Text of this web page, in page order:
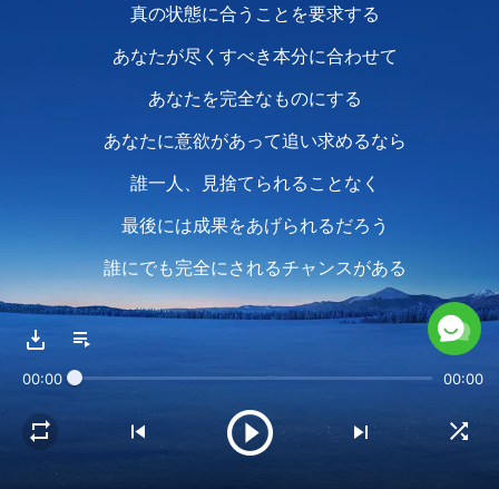
真の状態に合うことを要求する
あなたが尽くすべき本分に合わせて
あなたを完全なものにする
あなたに意欲があって追い求めるなら
誰一人、見捨てられることなく
最後には成果をあげられるだろう
誰にでも完全にされるチャンスがある
あなたが達成すべき最良の実践である
00:00 00:00